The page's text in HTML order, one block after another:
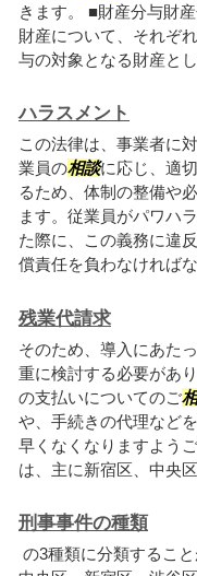
きます。 ■財産分与財
財産について、それぞ
与の対象となる財産と
ハラスメント
この法律は、事業者に
業員の相談に応じ、適
るため、体制の整備や
ます。従業員がパワハ
た際に、この義務に違
償責任を負わなければ
残業代請求
そのため、導入にあた
重に検討する必要があ
の支払いについてのご
や、手続きの代理など
早くなくなりますよう
は、主に新宿区、中央区
刑事事件の種類
の3種類に分類するこ